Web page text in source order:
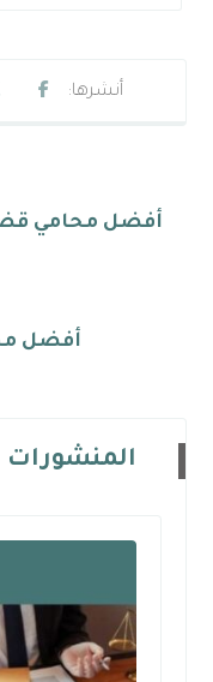
أفضل محامي
أفضل
المنشورات